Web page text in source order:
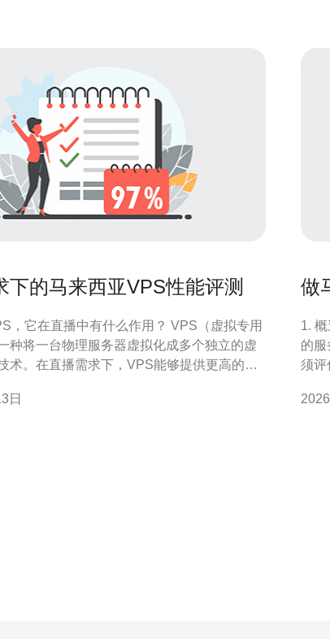
下的马来西亚VPS性能评测
，它在直播中有什么作用？ VPS（虚拟专用
种将一台物理服务器虚拟化成多个独立的虚
术。在直播需求下，VPS能够提供更高的稳
直播主可以在高并发的情况下，保持良好的
日
做
1.
的服
须评
主权